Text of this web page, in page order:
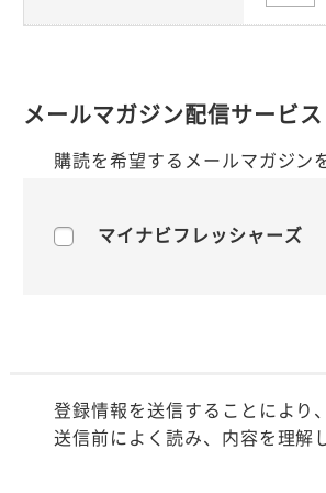
メールマガジン配信サービ
購読を希望するメールマガジン
マイナビフレッシャーズ
登録情報を送信することにより
送信前によく読み、内容を理解